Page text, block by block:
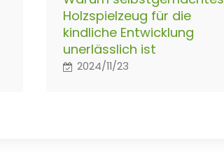
Holzspielzeug für die
kindliche Entwicklung
unerlässlich ist
2024/11/23